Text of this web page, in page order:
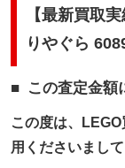
【最新買取
りやぐら
この査定金額
この度は、
用くださいまし